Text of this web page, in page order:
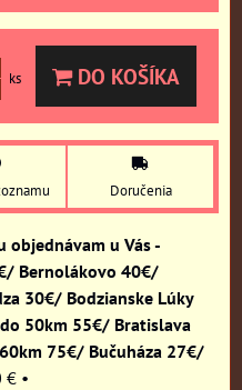
ks DO KOŠÍKA
Doručenia
objednávam u Vás -
Bernolákovo 40€/
30€/ Bodzianske Lúky
50km 55€/ Bratislava
75€/ Bučuháza 27€/
€ •